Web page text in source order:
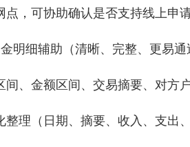
点，可协助确认是否支持线上申
明细辅助（清晰、完整、更易通
间、金额区间、交易摘要、对方
整理（日期、摘要、收入、支出